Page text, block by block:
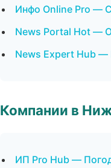
Инфо Online Pro —
News Portal Hot —
News Expert Hub —
Компании в
ИП Pro Hub —